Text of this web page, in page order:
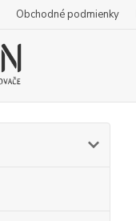
Obchodné podmienky